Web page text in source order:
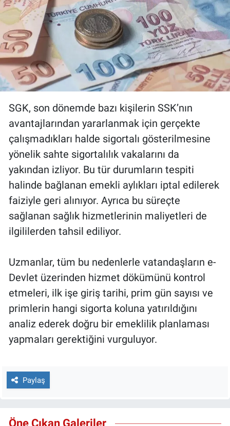
SGK, son dönemde bazı kişilerin SSK’nın
avantajlarından yararlanmak için gerçekte
çalışmadıkları halde sigortalı gösterilmesine
yönelik sahte sigortalılık vakalarını da
yakından izliyor. Bu tür durumların tespiti
halinde bağlanan emekli aylıkları iptal edilerek
faiziyle geri alınıyor. Ayrıca bu süreçte
sağlanan sağlık hizmetlerinin maliyetleri de
ilgililerden tahsil ediliyor.
Uzmanlar, tüm bu nedenlerle vatandaşların e-
Devlet üzerinden hizmet dökümünü kontrol
etmeleri, ilk işe giriş tarihi, prim gün sayısı ve
primlerin hangi sigorta koluna yatırıldığını
analiz ederek doğru bir emeklilik planlaması
yapmaları gerektiğini vurguluyor.
Paylaş
Öne Çıkan Galeriler